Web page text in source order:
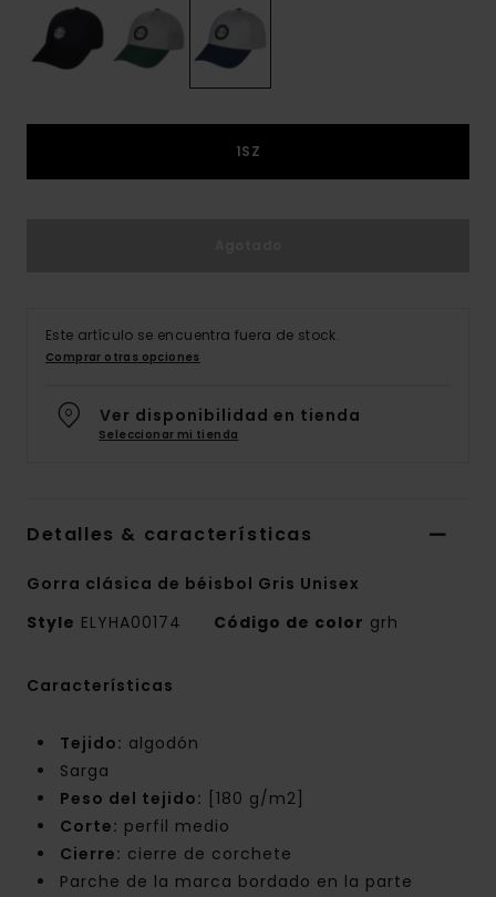
1SZ
Este artículo se encuentra fuera de stock.
Comprar otras opciones
Ver disponibilidad en tienda
Seleccionar mi tienda
Detalles & características
Gorra clásica de béisbol Gris Unisex
Style ELYHA00174 Código de color grh
Características
Tejido: algodón
Sarga
Peso del tejido: [180 g/m2]
Corte: perfil medio
Cierre: cierre de corchete
Parche de la marca bordado en la parte